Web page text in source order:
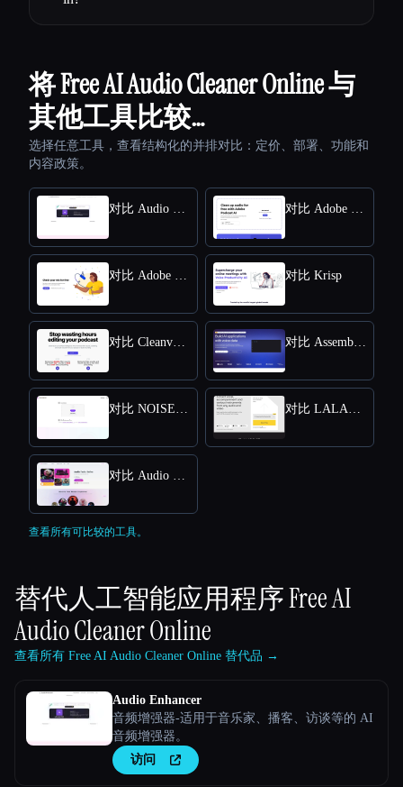
将 Free AI Audio Cleaner Online 与
其他工具比较…
选择任意工具，查看结构化的并排对比：定价、部署、功能和
内容政策。
对比 Audio Enhancer 对比 Adobe Speech Enhancer
对比 Adobe Mic Check 对比 Krisp
对比 Cleanvoice AI 对比 Assemblyai
对比 NOISE REMOVER 对比 LALAL AI Voice Cleaner
对比 Audio Muse
查看所有可比较的工具。
替代人工智能应用程序Free AI
Audio Cleaner Online
查看所有 Free AI Audio Cleaner Online 替代品 →
Audio Enhancer
音频增强器-适用于音乐家、播客、访谈等的 AI
音频增强器。
访问